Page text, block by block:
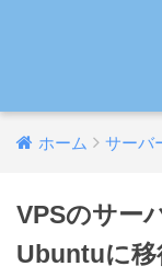
ホーム サーバ
VPSのサー
Ubuntuに移